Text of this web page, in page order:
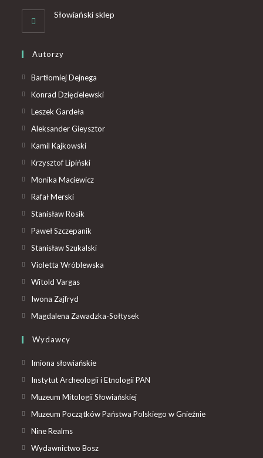
Słowiański sklep
Autorzy
Bartłomiej Dejnega
Konrad Dzięcielewski
Leszek Gardeła
Aleksander Gieysztor
Kamil Kajkowski
Krzysztof Lipiński
Monika Maciewicz
Rafał Merski
Stanisław Rosik
Paweł Szczepanik
Stanisław Szukalski
Violetta Wróblewska
Witold Vargas
Iwona Zajfryd
Magdalena Zawadzka-Sołtysek
Wydawcy
Imiona słowiańskie
Instytut Archeologii i Etnologii PAN
Muzeum Mitologii Słowiańskiej
Muzeum Początków Państwa Polskiego w Gnieźnie
Nine Realms
Wydawnictwo Bosz